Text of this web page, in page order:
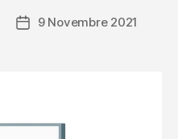
Data9 Novembre 2021